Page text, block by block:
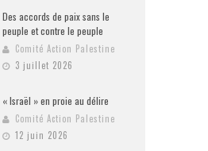
Des accords de paix sans le
peuple et contre le peuple
Comité Action Palestine
3 juillet 2026
« Israël » en proie au délire
Comité Action Palestine
12 juin 2026